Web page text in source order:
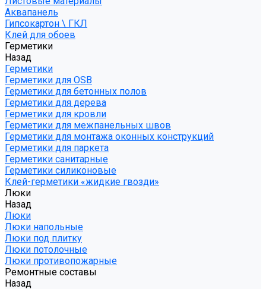
Аквапанель
Гипсокартон \ ГКЛ
Клей для обоев
Герметики
Назад
Герметики
Герметики для OSB
Герметики для бетонных полов
Герметики для дерева
Герметики для кровли
Герметики для межпанельных швов
Герметики для монтажа оконных конструкций
Герметики для паркета
Герметики санитарные
Герметики силиконовые
Клей-герметики «жидкие гвозди»
Люки
Назад
Люки
Люки напольные
Люки под плитку
Люки потолочные
Люки противопожарные
Ремонтные составы
Назад